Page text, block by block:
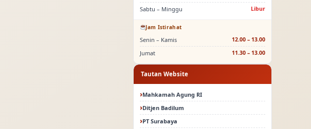
Sabtu – Minggu Libur
Jam Istirahat
Senin – Kamis 12.00 – 13.00
Jumat 11.30 – 13.00
Tautan Website
Mahkamah Agung RI
Ditjen Badilum
PT Surabaya